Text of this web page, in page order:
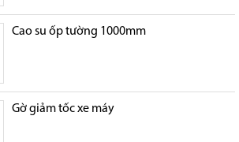
Cao su ốp tường 1000mm
Gờ giảm tốc xe máy